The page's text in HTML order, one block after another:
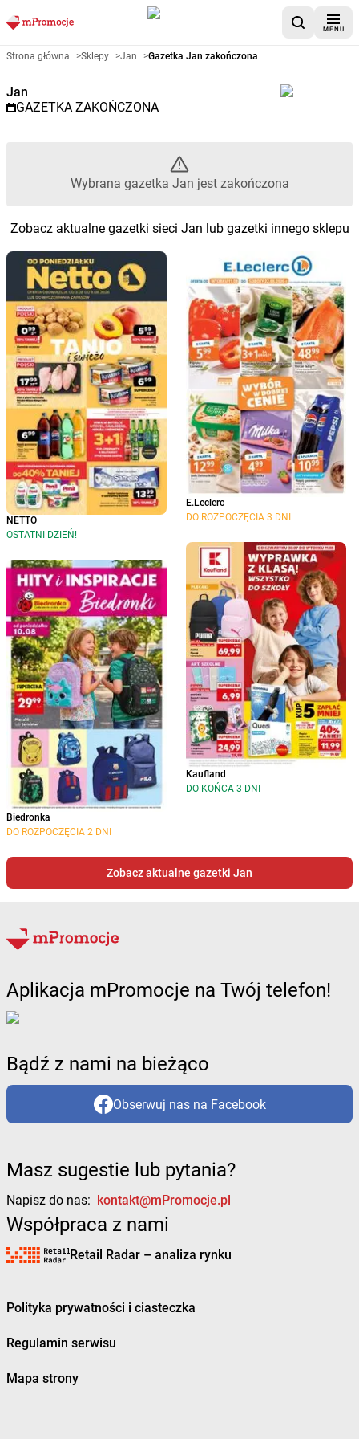
MENU
Gazetka promocyjna Jan –
Strona główna >Sklepy >Jan >Gazetka Jan zakończona
Jan
GAZETKA ZAKOŃCZONA
Wybrana gazetka Jan jest zakończona
Zobacz aktualne gazetki sieci Jan lub gazetki innego sklepu
NETTO
OSTATNI DZIEŃ!
Biedronka
DO ROZPOCZĘCIA 2 DNI
E.Leclerc
DO ROZPOCZĘCIA 3 DNI
Kaufland
DO KOŃCA 3 DNI
Zobacz aktualne gazetki Jan
Aplikacja mPromocje na Twój telefon!
Bądź z nami na bieżąco
Obserwuj nas na Facebook
Masz sugestie lub pytania?
Napisz do nas: kontakt@mPromocje.pl
Współpraca z nami
Retail Radar – analiza rynku
Polityka prywatności i ciasteczka
Regulamin serwisu
Mapa strony